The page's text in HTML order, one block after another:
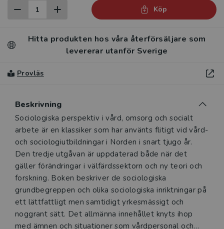
Köp
Hitta produkten hos våra återförsäljare som
levererar utanför Sverige
Provläs
Beskrivning
Beskrivning
Sociologiska perspektiv i vård, omsorg och socialt
arbete är en klassiker som har använts flitigt vid vård-
och sociologiutbildningar i Norden i snart tjugo år.
Den tredje utgåvan är uppdaterad både när det
gäller förändringar i välfärdssektorn och ny teori och
forskning. Boken beskriver de sociologiska
grundbegreppen och olika socio­logiska inriktningar på
ett lättfattligt men samtidigt yrkesmässigt och
noggrant sätt. Det allmänna innehållet knyts ihop
med ämnen och situationer som vårdpersonal och